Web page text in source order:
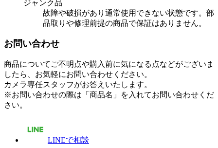
ジャンク品
故障や破損があり通常使用できない状態です。部
品取りや修理前提の商品で保証はありません。
お問い合わせ
商品についてご不明点や購入前に気になる点などがございま
したら、お気軽にお問い合わせください。
カメラ専任スタッフがお答えいたします。
※お問い合わせの際は「商品名」を入れてお問い合わせくだ
さい。
LINEで相談